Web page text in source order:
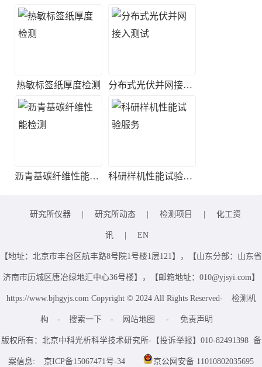
热敏标签纸厚度检测 分布式光伏并网接入测试
沥青基碳纤维性能检测 科研样机性能试验服务
研究所仪器 研究所动态 检测项目 化工资
讯 EN
【地址：北京市丰台区航丰路8号院1号楼1层121】，【山东分部：山东省
济南市历城区唐冶绿地汇中心36号楼】，【邮箱地址：010@yjsyi.com】
https://www.bjhgyjs.com Copyright © 2024 All Rights Reserved- 检测机
构 - 搜索一下 - 网站地图 - 免责声明
版权所有：北京中科光析科学技术研究所-【投诉举报】010-82491398 备
案信息: 京ICP备15067471号-34 京公网安备 11010802035695